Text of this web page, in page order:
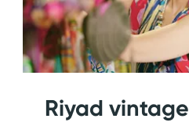
Riyad vintage